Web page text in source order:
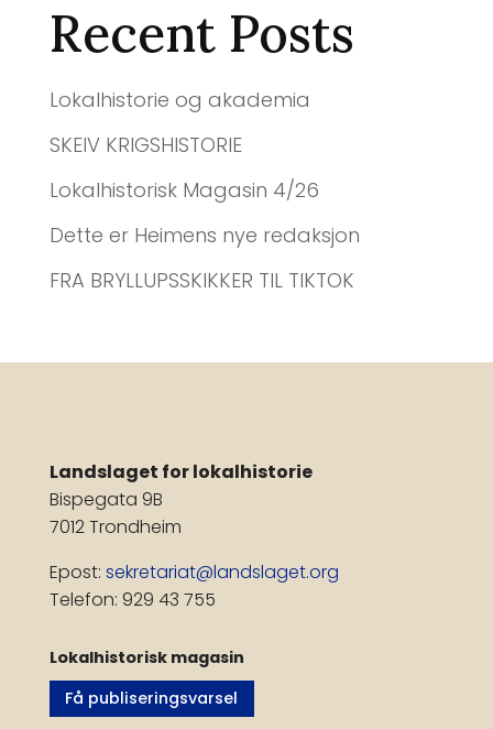
Recent Posts
Lokalhistorie og akademia
SKEIV KRIGSHISTORIE
Lokalhistorisk Magasin 4/26
Dette er Heimens nye redaksjon
FRA BRYLLUPSSKIKKER TIL TIKTOK
Landslaget for lokalhistorie
Bispegata 9B
7012 Trondheim
Epost: sekretariat@landslaget.org
Telefon: 929 43 755
Lokalhistorisk magasin
Få publiseringsvarsel